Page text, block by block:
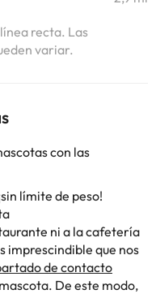
recta. Las
variar.
con las
límite de peso!
ni a la cafetería
imprescindible que nos
de contacto
De este modo,